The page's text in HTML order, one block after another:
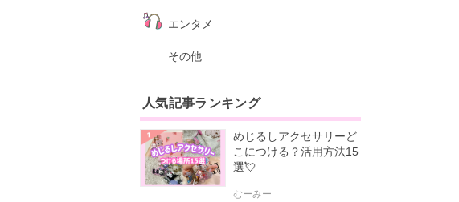
エンタメ
その他
人気記事ランキング
めじるしアクセサリーど
こにつける？活用方法15
選💘
むーみー